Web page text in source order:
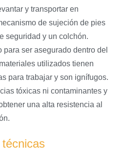
y transportar en
de sujeción de pies
seguridad y un colchón.
para ser asegurado dentro del
utilizados tienen
para trabajar y son ignífugos.
tóxicas ni contaminantes y
una alta resistencia al